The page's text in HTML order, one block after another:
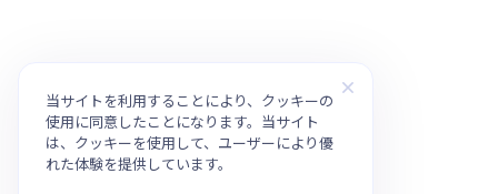
当サイトを利用することにより、クッキーの
使用に同意したことになります。当サイト
は、クッキーを使用して、ユーザーにより優
れた体験を提供しています。